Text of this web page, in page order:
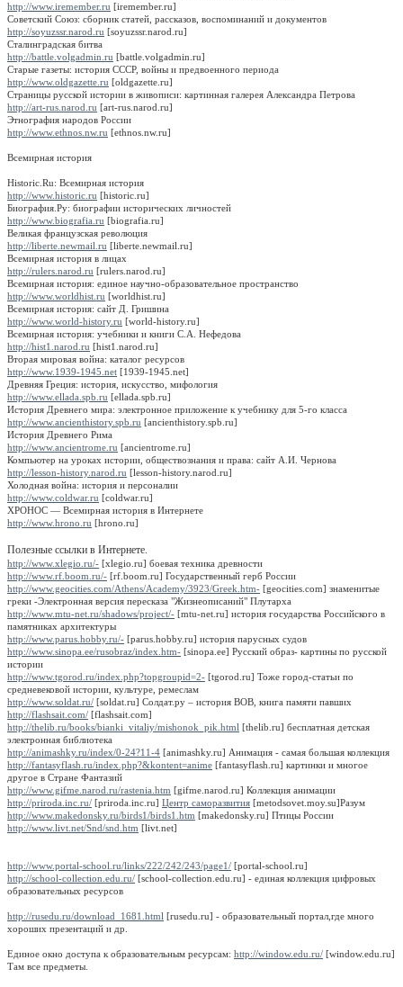
http://www.iremember.ru [iremember.ru]
Советский Союз: сборник статей, рассказов, воспоминаний и документов
http://soyuzssr.narod.ru [soyuzssr.narod.ru]
Сталинградская битва
http://battle.volgadmin.ru [battle.volgadmin.ru]
Старые газеты: история СССР, войны и предвоенного периода
http://www.oldgazette.ru [oldgazette.ru]
Страницы русской истории в живописи: картинная галерея Александра Петрова
http://art-rus.narod.ru [art-rus.narod.ru]
Этнография народов России
http://www.ethnos.nw.ru [ethnos.nw.ru]
Всемирная история
Historic.Ru: Всемирная история
http://www.historic.ru [historic.ru]
Биография.Ру: биографии исторических личностей
http://www.biografia.ru [biografia.ru]
Великая французская революция
http://liberte.newmail.ru [liberte.newmail.ru]
Всемирная история в лицах
http://rulers.narod.ru [rulers.narod.ru]
Всемирная история: единое научно-образовательное пространство
http://www.worldhist.ru [worldhist.ru]
Всемирная история: сайт Д. Гришина
http://www.world-history.ru [world-history.ru]
Всемирная история: учебники и книги С.А. Нефедова
http://hist1.narod.ru [hist1.narod.ru]
Вторая мировая война: каталог ресурсов
http://www.1939-1945.net [1939-1945.net]
Древняя Греция: история, искусство, мифология
http://www.ellada.spb.ru [ellada.spb.ru]
История Древнего мира: электронное приложение к учебнику для 5-го класса
http://www.ancienthistory.spb.ru [ancienthistory.spb.ru]
История Древнего Рима
http://www.ancientrome.ru [ancientrome.ru]
Компьютер на уроках истории, обществознания и права: сайт А.И. Чернова
http://lesson-history.narod.ru [lesson-history.narod.ru]
Холодная война: история и персоналии
http://www.coldwar.ru [coldwar.ru]
ХРОНОС — Всемирная история в Интернете
http://www.hrono.ru [hrono.ru]
Полезные ссылки в Интернете.
http://www.xlegio.ru/- [xlegio.ru] боевая техника древности
http://www.rf.boom.ru/- [rf.boom.ru] Государственный герб России
http://www.geocities.com/Athens/Academy/3923/Greek.htm- [geocities.com] знаменитые
греки -Электронная версия пересказа "Жизнеописаний" Плутарха
http://www.mtu-net.ru/shadows/project/- [mtu-net.ru] история государства Российского в
памятниках архитектуры
http://www.parus.hobby.ru/- [parus.hobby.ru] история парусных судов
http://www.sinopa.ee/rusobraz/index.htm- [sinopa.ee] Русский образ- картины по русской
истории
http://www.tgorod.ru/index.php?topgroupid=2- [tgorod.ru] Тоже город-статьи по
средневековой истории, культуре, ремеслам
http://www.soldat.ru/ [soldat.ru] Солдат.ру – история ВОВ, книга памяти павших
http://flashsait.com/ [flashsait.com]
http://thelib.ru/books/bianki_vitaliy/mishonok_pik.html [thelib.ru] бесплатная детская
электронная библиотека
http://animashky.ru/index/0-24?11-4 [animashky.ru] Анимация - самая большая коллекция
http://fantasyflash.ru/index.php?&kontent=anime [fantasyflash.ru] картинки и многое
другое в Стране Фантазий
http://www.gifme.narod.ru/rastenia.htm [gifme.narod.ru] Коллекция анимации
http://priroda.inc.ru/ [priroda.inc.ru] Центр саморазвития [metodsovet.moy.su]Разум
http://www.makedonsky.ru/birds1/birds1.htm [makedonsky.ru] Птицы России
http://www.livt.net/Snd/snd.htm [livt.net]
http://www.portal-school.ru/links/222/242/243/page1/ [portal-school.ru]
http://school-collection.edu.ru/ [school-collection.edu.ru] - единая коллекция цифровых
образовательных ресурсов
http://rusedu.ru/download_1681.html [rusedu.ru] - образовательный портал,где много
хороших презентаций и др.
Единое окно доступа к образовательным ресурсам: http://window.edu.ru/ [window.edu.ru]
Там все предметы.